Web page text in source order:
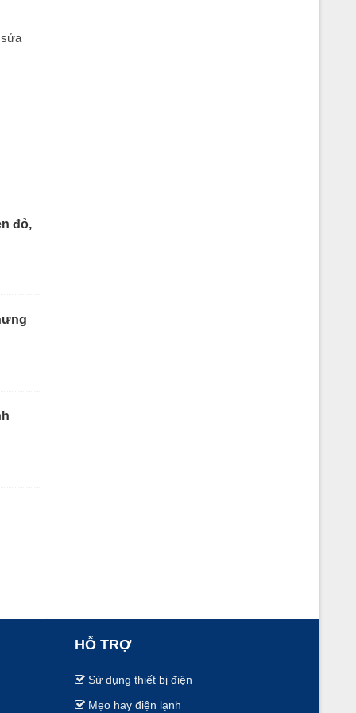
đỏ,
HỖ TRỢ
Sử dụng thiết bị điện
Mẹo hay điện lạnh